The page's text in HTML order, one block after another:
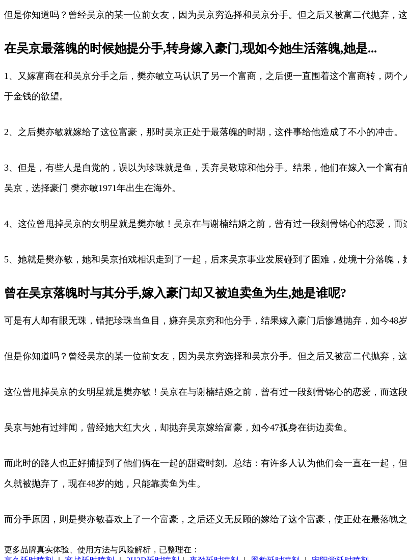
但是你知道吗？曾经吴京的某一位前女友，因为吴京穷选择和吴京分手。但之后又被富二代抛弃，
在吴京最落魄的时候她提分手,转身嫁入豪门,现如今她生活落魄,她是...
1、又嫁富商在和吴京分手之后，樊亦敏立马认识了另一个富商，之后便一直围着这个富商转，两
于金钱的欲望。
2、之后樊亦敏就嫁给了这位富豪，那时吴京正处于最落魄的时期，这件事给他造成了不小的冲击。
3、但是，有些人是自觉的，误以为珍珠就是鱼，丢弃吴敬琼和他分手。结果，他们在嫁入一个富
吴京，选择豪门 樊亦敏1971年出生在海外。
4、这位曾甩掉吴京的女明星就是樊亦敏！吴京在与谢楠结婚之前，曾有过一段刻骨铭心的恋爱，而
5、她就是樊亦敏，她和吴京拍戏相识走到了一起，后来吴京事业发展碰到了困难，处境十分落魄，
曾在吴京落魄时与其分手,嫁入豪门却又被迫卖鱼为生,她是谁呢?
可是有人却有眼无珠，错把珍珠当鱼目，嫌弃吴京穷和他分手，结果嫁入豪门后惨遭抛弃，如今48
但是你知道吗？曾经吴京的某一位前女友，因为吴京穷选择和吴京分手。但之后又被富二代抛弃，
这位曾甩掉吴京的女明星就是樊亦敏！吴京在与谢楠结婚之前，曾有过一段刻骨铭心的恋爱，而这
吴京与她有过绯闻，曾经她大红大火，却抛弃吴京嫁给富豪，如今47孤身在街边卖鱼。
而此时的路人也正好捕捉到了他们俩在一起的甜蜜时刻。总结：有许多人认为他们会一直在一起，
久就被抛弃了，现在48岁的她，只能靠卖鱼为生。
而分手原因，则是樊亦敏喜欢上了一个富豪，之后还义无反顾的嫁给了这个富豪，使正处在最落魄
更多品牌真实体验、使用方法与风险解析，已整理在：